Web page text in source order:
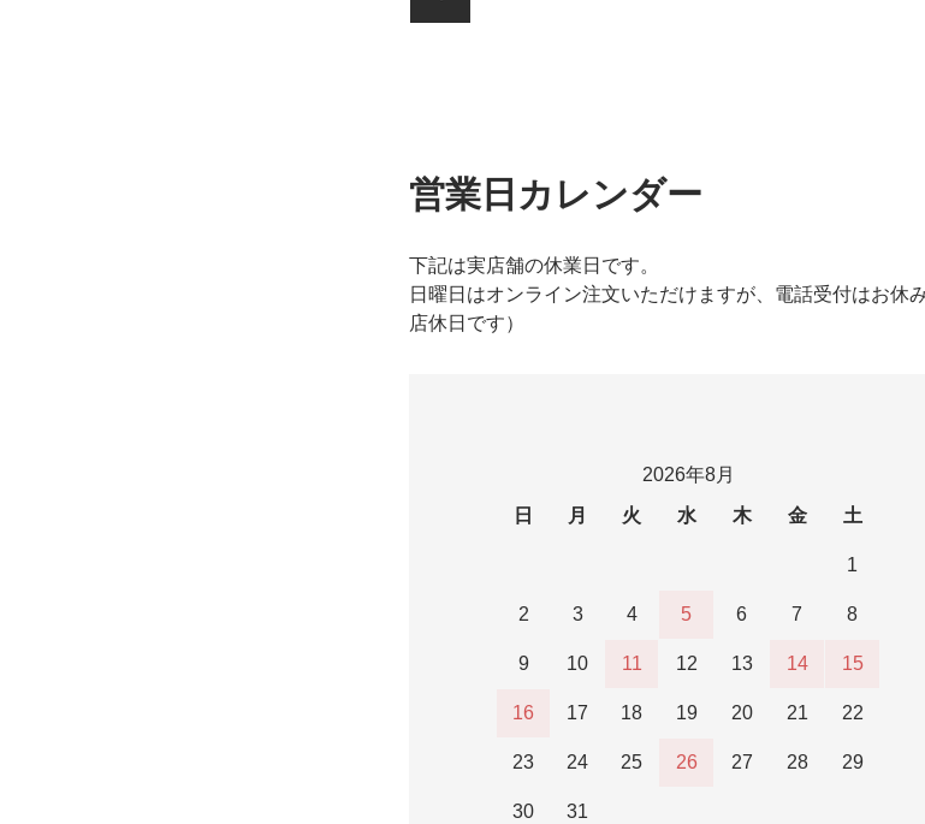
営業日カレンダー
下記は実店舗の休業日です。
日曜日はオンライン注文いただけますが、電話受付はお
店休日です）
2026年8月
日
月 火 水 木 金 土
1
2 3 4 5 6 7 8
9 10 11 12 13 14 15
16 17 18 19 20 21 22
23 24 25 26 27 28 29
30 31